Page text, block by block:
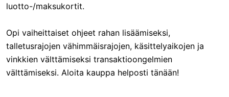
luotto-/maksukortit.
Opi vaiheittaiset ohjeet rahan lisäämiseksi,
talletusrajojen vähimmäisrajojen, käsittelyaikojen ja
vinkkien välttämiseksi transaktioongelmien
välttämiseksi. Aloita kauppa helposti tänään!